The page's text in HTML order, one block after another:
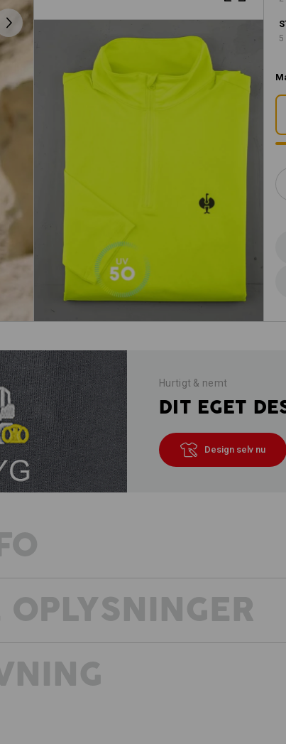
Hurtigt & nemt
DIT EGET
Design selv nu
SYNLIG SIKKERHED
Advarsels- & UV-beskyttelse
og lange ærmer UV e.s.trail har det
beskyttelsesfaktor 50. Og også